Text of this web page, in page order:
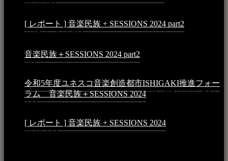
10:50 PM
[ レポート ] 音楽民族 + SESSIONS 2024 part2
月25日 - 9:13 PM
音楽民族＋SESSIONS 2024 part2
PM
令和5年度ユネスコ音楽創造都市ISHIGAKI推進フォー
ラム 音楽民族＋SESSIONS 20242024年5月4日 - 7:21
AM
[ レポート ] 音楽民族 + SESSIONS 2024
10:16 AM